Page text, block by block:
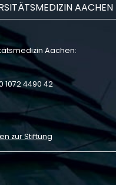
AACHEN
Aachen:
1072 4490 42
zur Stiftung